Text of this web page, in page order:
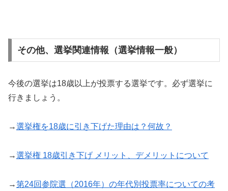
その他、選挙関連情報（選挙情報一般）
今後の選挙は18歳以上が投票する選挙です。必ず選挙に
行きましょう。
→選挙権を18歳に引き下げた理由は？何故？
→選挙権 18歳引き下げ メリット、デメリットについて
→第24回参院選（2016年）の年代別投票率についての考